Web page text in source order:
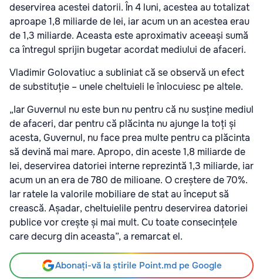
deservirea acestei datorii. În 4 luni, acestea au totalizat
aproape 1,8 miliarde de lei, iar acum un an acestea erau
de 1,3 miliarde. Aceasta este aproximativ aceeași sumă
ca întregul sprijin bugetar acordat mediului de afaceri.
Vladimir Golovatiuc a subliniat că se observă un efect
de substituție – unele cheltuieli le înlocuiesc pe altele.
„Iar Guvernul nu este bun nu pentru că nu susține mediul
de afaceri, dar pentru că plăcinta nu ajunge la toți și
acesta, Guvernul, nu face prea multe pentru ca plăcinta
să devină mai mare. Apropo, din aceste 1,8 miliarde de
lei, deservirea datoriei interne reprezintă 1,3 miliarde, iar
acum un an era de 780 de milioane. O creștere de 70%.
Iar ratele la valorile mobiliare de stat au început să
crească. Așadar, cheltuielile pentru deservirea datoriei
publice vor crește și mai mult. Cu toate consecințele
care decurg din aceasta”, a remarcat el.
Abonați-vă la știrile Point.md pe Google